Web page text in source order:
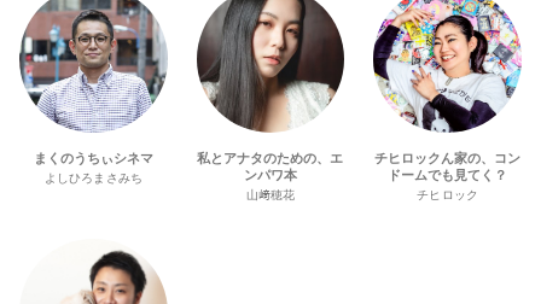
まくのうちぃシネマ
よしひろまさみち
私とアナタのための、エ
ンパワ本
山﨑穂花
チヒロックん家の、コン
ドームでも見てく？
チヒロック